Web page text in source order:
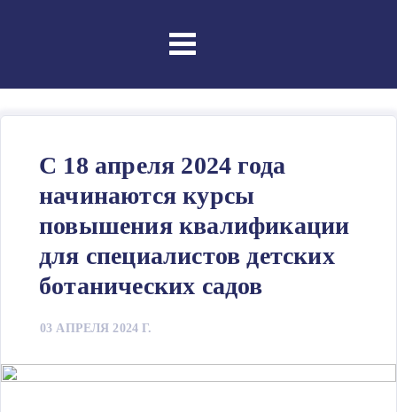
С 18 апреля 2024 года
начинаются курсы
повышения квалификации
для специалистов детских
ботанических садов
03 АПРЕЛЯ 2024 Г.